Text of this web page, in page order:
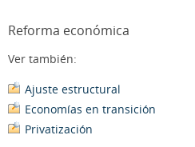
Reforma económica
Ver también:
Ajuste estructural
Economías en transición
Privatización